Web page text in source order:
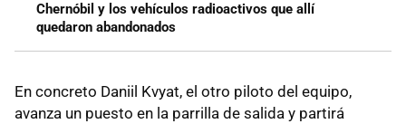
Chernóbil y los vehículos radioactivos que allí
quedaron abandonados
En concreto Daniil Kvyat, el otro piloto del equipo,
avanza un puesto en la parrilla de salida y partirá